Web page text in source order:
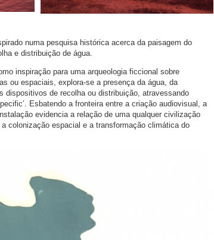
numa pesquisa histórica acerca da paisagem do
e distribuição de água.
inspiração para uma arqueologia ficcional sobre
ou espaciais, explora-se a presença da água, da
dispositivos de recolha ou distribuição, atravessando
Esbatendo a fronteira entre a criação audiovisual, a
evidencia a relação de uma qualquer civilização
colonização espacial e a transformação climática do